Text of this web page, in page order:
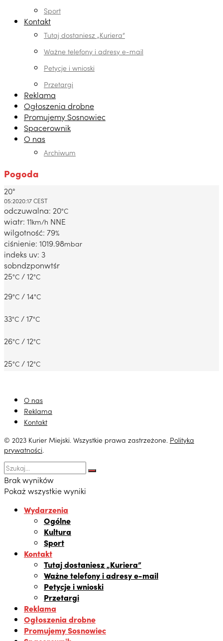
Sport
Kontakt
Tutaj dostaniesz „Kuriera”
Ważne telefony i adresy e-mail
Petycje i wnioski
Przetargi
Reklama
Ogłoszenia drobne
Promujemy Sosnowiec
Spacerownik
O nas
Archiwum
Pogoda
Dabrowa Gornicza, PL
20°
05:2020:17 CEST
odczuwalna: 20°C
wiatr: 11km/h NNE
wilgotność: 79%
ciśnienie: 1019.98mbar
indeks uv: 3
sobndzponwtśr
25°C / 12°C
29°C / 14°C
33°C / 17°C
26°C / 12°C
25°C / 12°C
O nas
Reklama
Kontakt
© 2023 Kurier Miejski. Wszystkie prawa zastrzeżone. Polityka
prywatności.
Brak wyników
Pokaż wszystkie wyniki
Wydarzenia
Ogólne
Kultura
Sport
Kontakt
Tutaj dostaniesz „Kuriera”
Ważne telefony i adresy e-mail
Petycje i wnioski
Przetargi
Reklama
Ogłoszenia drobne
Promujemy Sosnowiec